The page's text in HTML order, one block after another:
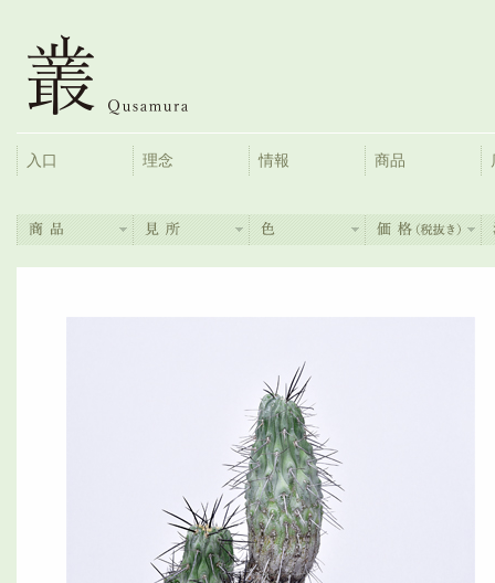
入口 理念 情報 商品